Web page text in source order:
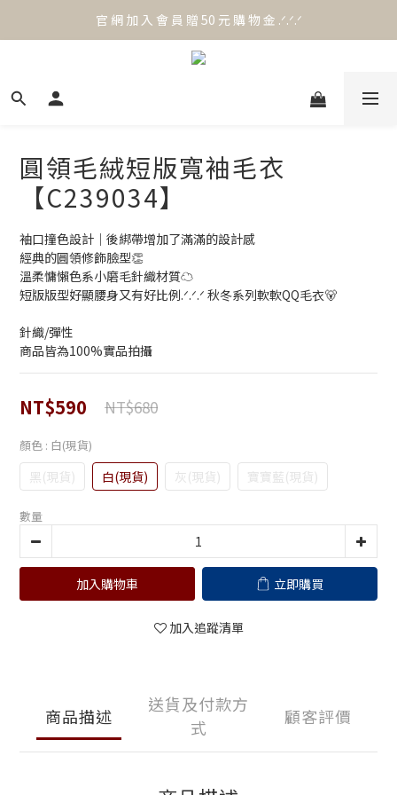
官 網 加 入 會 員 贈 50 元 購 物 金 .ᐟ.ᐟ.ᐟ
官 網 加 入 會 員 贈 50 元 購 物 金 .ᐟ.ᐟ.ᐟ
⟡.·*. 滿 NT.1000 免 運 費 ꔛ♡
圓領毛絨短版寬袖毛衣
【C239034】
袖口撞色設計｜後綁帶增加了滿滿的設計感
經典的圓領修飾臉型👏
溫柔慵懶色系小磨毛針織材質☁️
短版版型好顯腰身又有好比例.ᐟ.ᐟ.ᐟ 秋冬系列軟軟QQ毛衣🐻
針織/彈性
商品皆為100%實品拍攝
NT$590 NT$680
顏色 : 白(現貨)
黑(現貨) 白(現貨) 灰(現貨) 寶寶藍(現貨)
數量
加入購物車 立即購買
加入追蹤清單
商品描述
送貨及付款方
式
顧客評價